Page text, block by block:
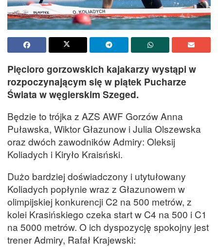
Pięcioro gorzowskich kajakarzy wystąpi w
rozpoczynającym się w piątek Pucharze
Świata w węgierskim Szeged.
Będzie to trójka z AZS AWF Gorzów Anna
Puławska, Wiktor Głazunow i Julia Olszewska
oraz dwóch zawodników Admiry: Oleksij
Koliadych i Kiryło Kraisński.
Dużo bardziej doświadczony i utytułowany
Koliadych popłynie wraz z Głazunowem w
olimpijskiej konkurencji C2 na 500 metrów, z
kolei Krasińskiego czeka start w C4 na 500 i C1
na 5000 metrów. O ich dyspozycję spokojny jest
trener Admiry, Rafał Krajewski: